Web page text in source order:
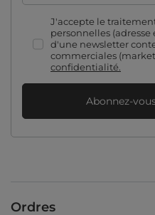
J'accepte le
personnelles
d'une newsletter
commerciales
confidentialité.
Abonnez-
Ordres